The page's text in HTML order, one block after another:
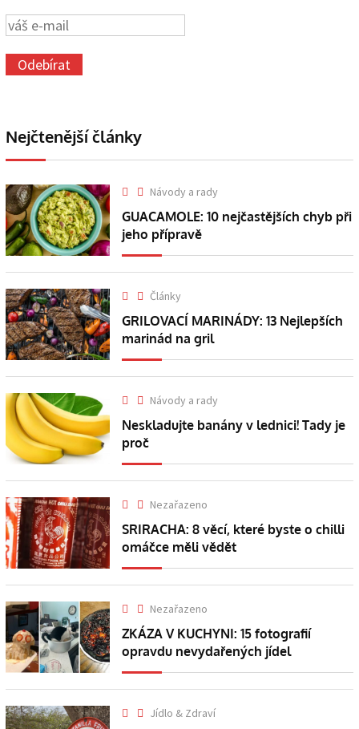
Nejčtenější články
Návody a rady
GUACAMOLE: 10 nejčastějších chyb při
jeho přípravě
Články
GRILOVACÍ MARINÁDY: 13 Nejlepších
marinád na gril
Návody a rady
Neskladujte banány v lednici! Tady je
proč
Nezařazeno
SRIRACHA: 8 věcí, které byste o chilli
omáčce měli vědět
Nezařazeno
ZKÁZA V KUCHYNI: 15 fotografií
opravdu nevydařených jídel
Jídlo & Zdraví